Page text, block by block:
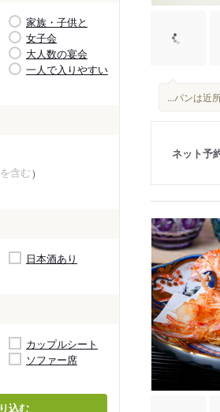
家族・子供と
女子会
大人数の宴会
一人で入りやすい
含む
日本酒あり
カップルシート
ソファー席
込む
...パンは近
ネット予